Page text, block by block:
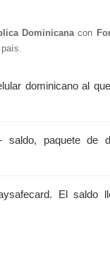
Dominicanacon
dominicano al
paquete de
El saldo